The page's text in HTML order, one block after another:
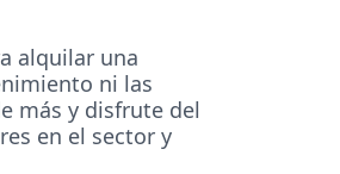
alquilar una
ni las
más y disfrute del
en el sector y